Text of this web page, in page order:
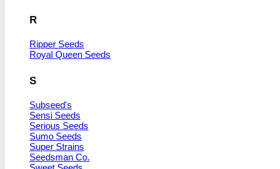
R
Ripper Seeds
Royal Queen Seeds
S
Subseed's
Sensi Seeds
Serious Seeds
Sumo Seeds
Super Strains
Seedsman Co.